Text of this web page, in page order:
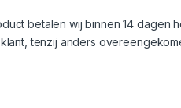
betalen wij binnen 14
tenzij anders